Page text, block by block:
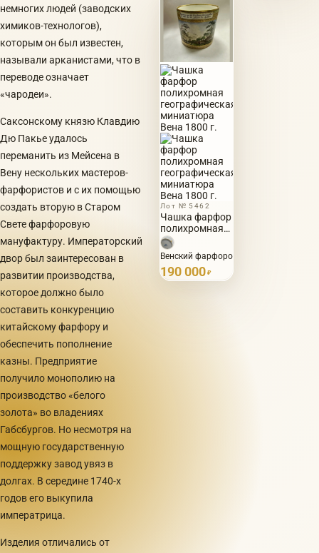
немногих людей (заводских
химиков-технологов),
которым он был известен,
называли арканистами, что в
переводе означает
«чародеи».
Саксонскому князю Клавдию
Дю Пакье удалось
переманить из Мейсена в
Вену нескольких мастеров-
фарфористов и с их помощью
создать вторую в Старом
Свете фарфоровую
мануфактуру. Императорский
двор был заинтересован в
развитии производства,
которое должно было
составить конкуренцию
китайскому фарфору и
обеспечить пополнение
казны. Предприятие
получило монополию на
производство «белого
золота» во владениях
Габсбургов. Но несмотря на
мощную государственную
поддержку завод увяз в
долгах. В середине 1740-х
годов его выкупила
императрица.
Изделия отличались от
Лот № 5462
Чашка фарфор
полихромная
географическая
миниатюра
Вена 1800 г.
Венский фарфоровый завод, Роял
190 000 ₽